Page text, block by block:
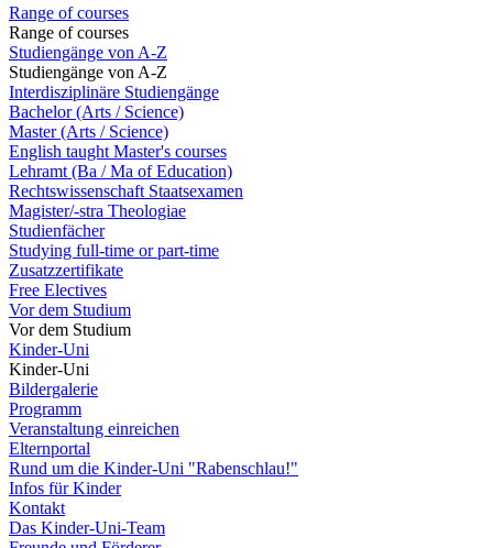
Range of courses
Range of courses
Studiengänge von A-Z
Studiengänge von A-Z
Interdisziplinäre Studiengänge
Bachelor (Arts / Science)
Master (Arts / Science)
English taught Master's courses
Lehramt (Ba / Ma of Education)
Rechtswissenschaft Staatsexamen
Magister/-stra Theologiae
Studienfächer
Studying full-time or part-time
Zusatzzertifikate
Free Electives
Vor dem Studium
Vor dem Studium
Kinder-Uni
Kinder-Uni
Bildergalerie
Programm
Veranstaltung einreichen
Elternportal
Rund um die Kinder-Uni "Rabenschlau!"
Infos für Kinder
Kontakt
Das Kinder-Uni-Team